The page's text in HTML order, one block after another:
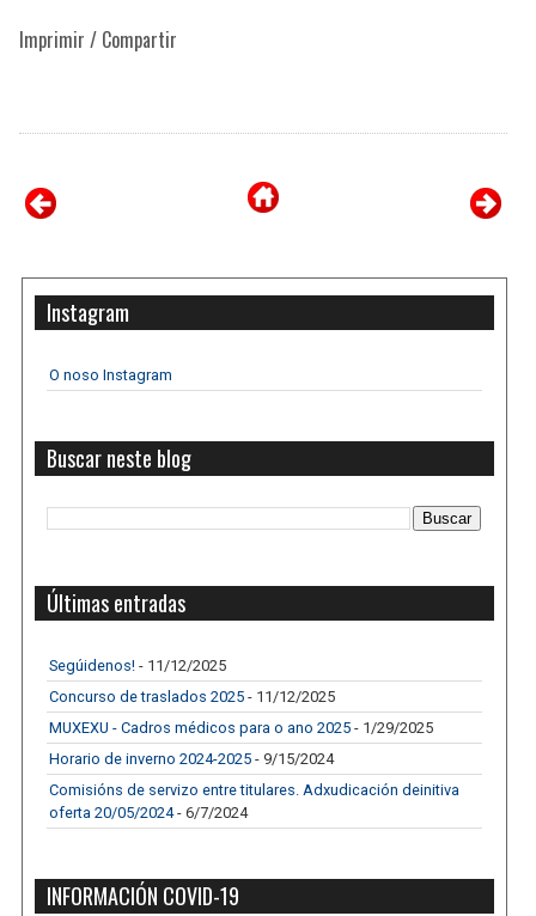
Imprimir / Compartir
Instagram
O noso Instagram
Buscar neste blog
Últimas entradas
Segúidenos! - 11/12/2025
Concurso de traslados 2025 - 11/12/2025
MUXEXU - Cadros médicos para o ano 2025 - 1/29/2025
Horario de inverno 2024-2025 - 9/15/2024
Comisións de servizo entre titulares. Adxudicación deinitiva
oferta 20/05/2024- 6/7/2024
INFORMACIÓN COVID-19